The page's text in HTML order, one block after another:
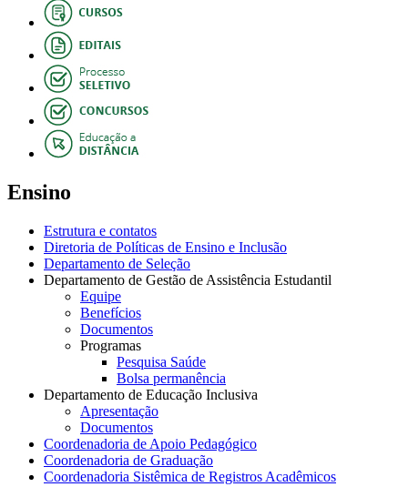
Ensino
Estrutura e contatos
Diretoria de Políticas de Ensino e Inclusão
Departamento de Seleção
Departamento de Gestão de Assistência Estudantil
Equipe
Benefícios
Documentos
Programas
Pesquisa Saúde
Bolsa permanência
Departamento de Educação Inclusiva
Apresentação
Documentos
Coordenadoria de Apoio Pedagógico
Coordenadoria de Graduação
Coordenadoria Sistêmica de Registros Acadêmicos